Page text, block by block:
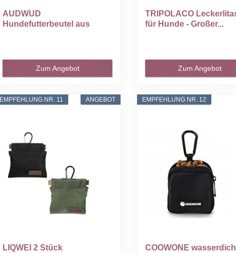
AUDWUD
Hundefutterbeutel aus
Zum Angebot
TRIPOLACO
für Hunde - Großer...
Zum Angebot
ANGEBOT
EMPFEHLUNG NR. 11
LIQWEI 2 Stück
EMPFEHLUNG NR. 12
COOWONE